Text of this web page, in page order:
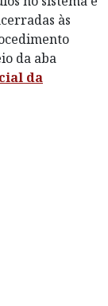
às
da aba
da